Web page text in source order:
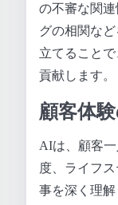
の不審な関
グの相関な
立てること
貢献します。
顧客体
AIは、顧客
度、ライフ
事を深く理